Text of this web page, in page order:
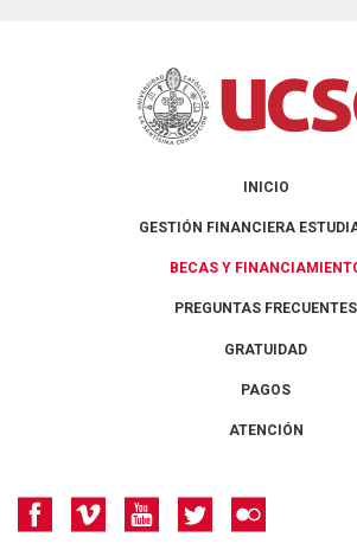
INICIO
GESTIÓN FINANCIERA
BECAS Y
PREGUNTAS FRECUENTES
GRATUIDAD
PAGOS
ATENCIÓN